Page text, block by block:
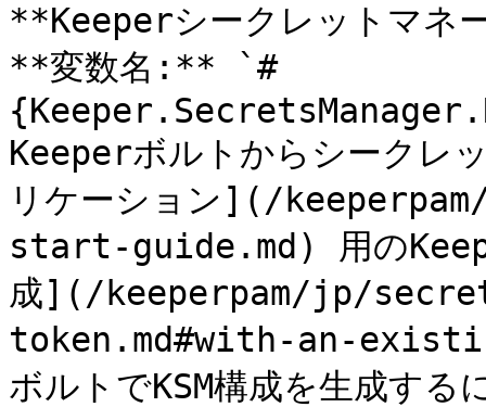
**Keeperシークレットマ
**変数名:** `#
Keeperボルトからシークレ
リケーション](/
start-guide.md) 用の
成](/keeperpam/jp/
token.md#with-an-
ボルトでKSM構成を生成す